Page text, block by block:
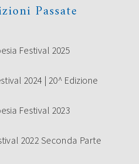
Passate
Festival 2025
2024 | 20^ Edizione
Festival 2023
2022 Seconda Parte